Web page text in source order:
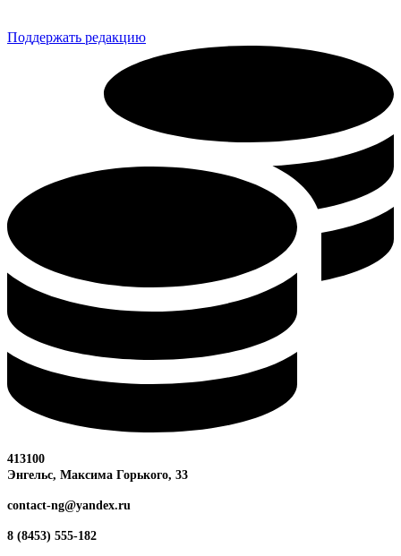
Поддержать редакцию
413100
Энгельс, Максима Горького, 33
contact-ng@yandex.ru
8 (8453) 555-182